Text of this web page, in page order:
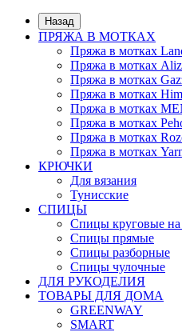
Назад
ПРЯЖА В МОТКАХ
Пряжа в мотках
Пряжа в мотках
Пряжа в мотках
Пряжа в мотках
Пряжа в мотках
Пряжа в мотках
Пряжа в мотках
Пряжа в мотках
КРЮЧКИ
Для вязания
Тунисские
СПИЦЫ
Спицы круговые на
Спицы прямые
Спицы разборные
Спицы чулочные
ДЛЯ РУКОДЕЛИЯ
ТОВАРЫ ДЛЯ ДОМА
GREENWAY
SMART